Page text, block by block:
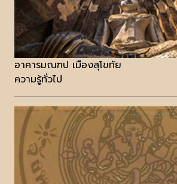
อาคารมณฑป เมืองสุโขทัย
ความรู้ทั่วไป